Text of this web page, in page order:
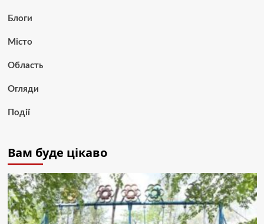
Блоги
Місто
Область
Огляди
Події
Вам буде цікаво